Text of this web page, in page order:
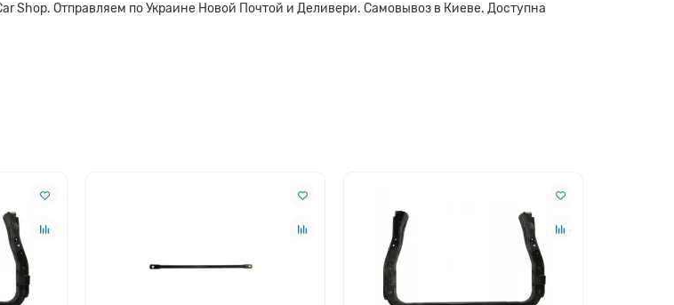
Shop. Отправляем по Украине Новой Почтой и Деливери. Самовывоз в Киеве. Доступна